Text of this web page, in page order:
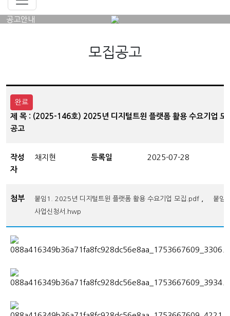
공고안내
모집공고
완료
제 목 : (2025-146호) 2025년 디지털트윈 플랫폼 활용 수요기업 모
공고
작성
자
채지현 등록일 2025-07-28
첨부 붙임1. 2025년 디지털트윈 플랫폼 활용 수요기업 모집.pdf
붙임
사업신청서.hwp